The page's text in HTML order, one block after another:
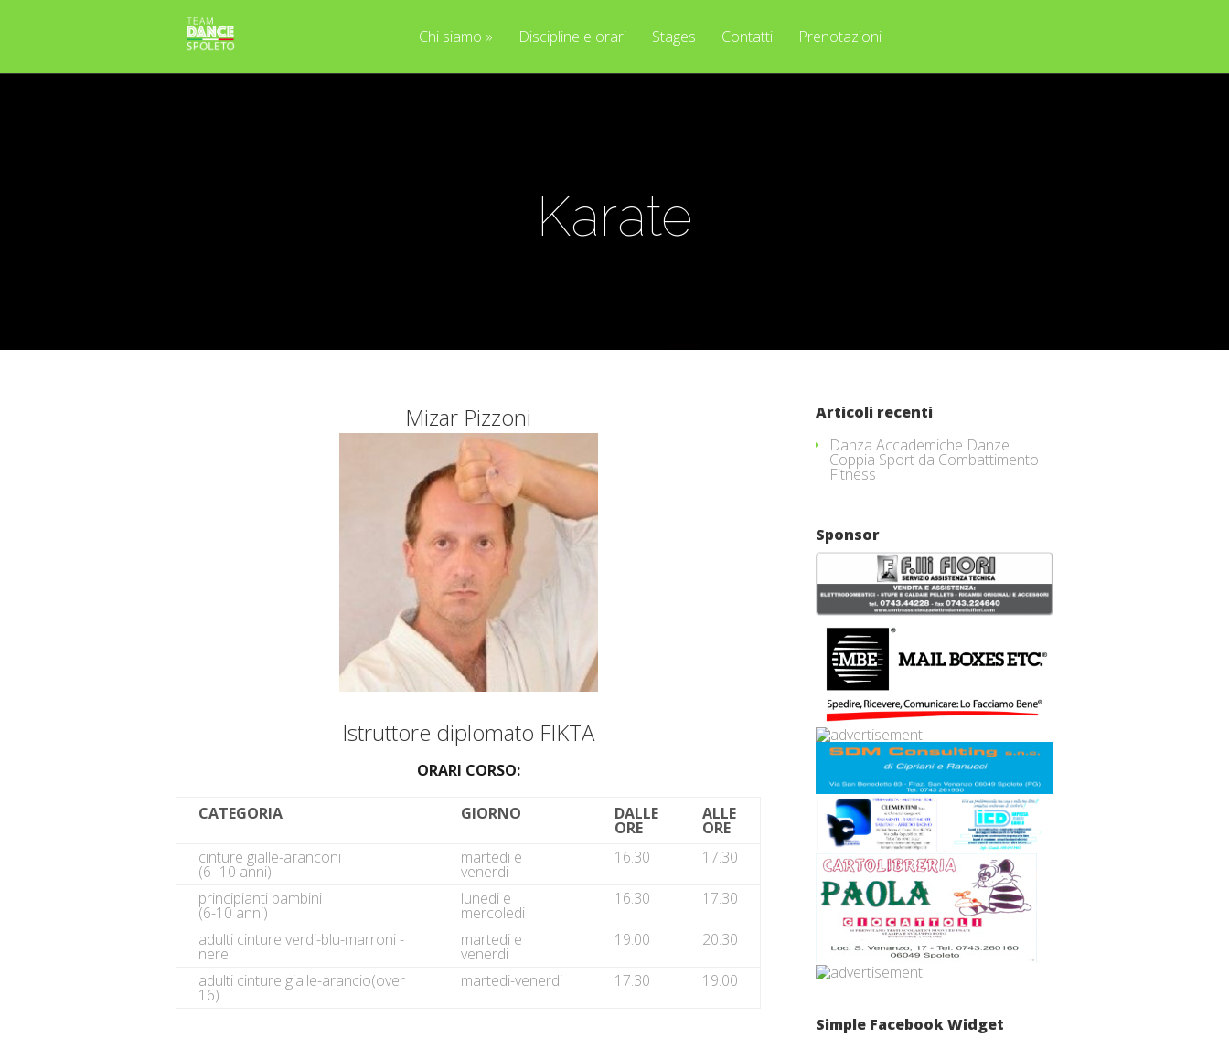
Chi siamo » Discipline e orari Stages Contatti Prenotazioni
Karate
Mizar Pizzoni
Istruttore diplomato FIKTA
ORARI CORSO:
CATEGORIA GIORNO DALLE
ORE
ALLE
ORE
cinture gialle-aranconi
(6 -10 anni)
martedi e
venerdi
16.30 17.30
principianti bambini
(6-10 anni)
lunedi e
mercoledi
16.30 17.30
adulti cinture verdi-blu-marroni -
nere
martedi e
venerdi
19.00 20.30
adulti cinture gialle-arancio(over
16)
martedi-venerdi 17.30 19.00
Articoli recenti
Danza Accademiche Danze
Coppia Sport da Combattimento
Fitness
Sponsor
Simple Facebook Widget